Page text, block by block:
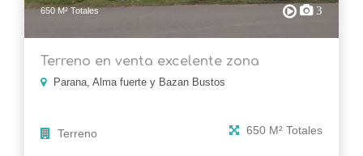
650 M² Totales 3
Terreno en venta excelente zona
Parana, Alma fuerte y Bazan Bustos
Terreno 650 M² Totales